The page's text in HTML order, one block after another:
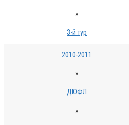
»
3-й тур
2010-2011
»
ДЮФЛ
»